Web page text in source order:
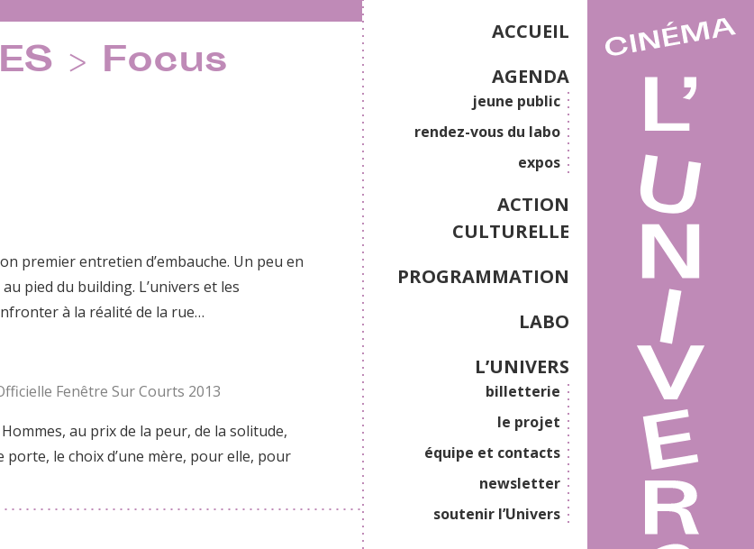
ACCUEIL
AGENDA
jeune public
rendez-vous du labo
expos
ACTION
CULTURELLE
PROGRAMMATION
LABO
L’UNIVERS
billetterie
le projet
équipe et contacts
newsletter
soutenir l’Univers
> Focus
premier entretien d’embauche. Un peu en
pied du building. L’univers et les
à la réalité de la rue…
Fenêtre Sur Courts 2013
au prix de la peur, de la solitude,
le choix d’une mère, pour elle, pour